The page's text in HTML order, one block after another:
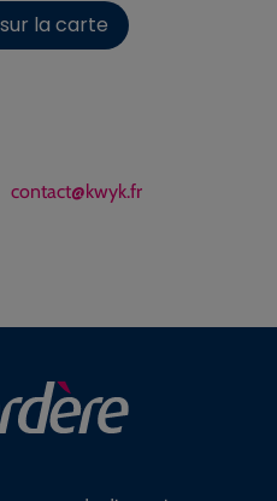
la carte
contact@kwyk.fr